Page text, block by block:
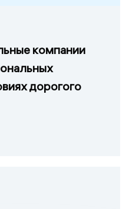
компании
дорогого